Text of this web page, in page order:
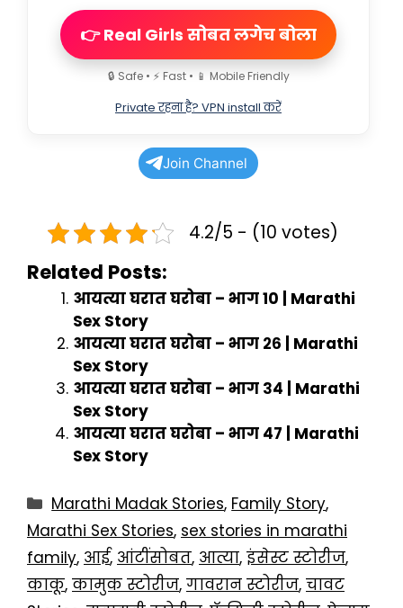
👉 Real Girls सोबत लगेच बोला
🔒 Safe • ⚡ Fast • 📱 Mobile Friendly
Private रहना है? VPN install करें
Join Channel
4.2/5 - (10 votes)
Related Posts:
आयत्या घरात घरोबा – भाग 10 | Marathi
Sex Story
आयत्या घरात घरोबा – भाग २६ | Marathi
Sex Story
आयत्या घरात घरोबा – भाग ३४ | Marathi
Sex Story
आयत्या घरात घरोबा – भाग ४७ | Marathi
Sex Story
Categories
Marathi Madak Stories, Family Story,
Marathi Sex Stories, sex stories in marathi
family, आई, आंटींसोबत, आत्या, इंसेस्ट स्टोरीज,
काकू, कामुक स्टोरीज, गावरान स्टोरीज, चावट